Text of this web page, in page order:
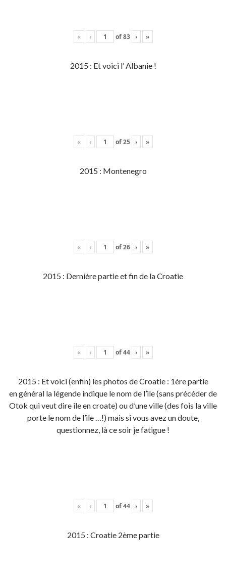
« ‹ of83 › »
2015 : Et voici l’ Albanie !
« ‹ of25 › »
2015 : Montenegro
« ‹ of26 › »
2015 : Dernière partie et fin de la Croatie
« ‹ of44 › »
2015 : Et voici (enfin) les photos de Croatie : 1ère partie
en général la légende indique le nom de l’ile (sans précéder de
Otok qui veut dire ile en croate) ou d’une ville (des fois la ville
porte le nom de l’ile …!) mais si vous avez un doute,
questionnez, là ce soir je fatigue !
« ‹ of44 › »
2015 : Croatie 2ème partie